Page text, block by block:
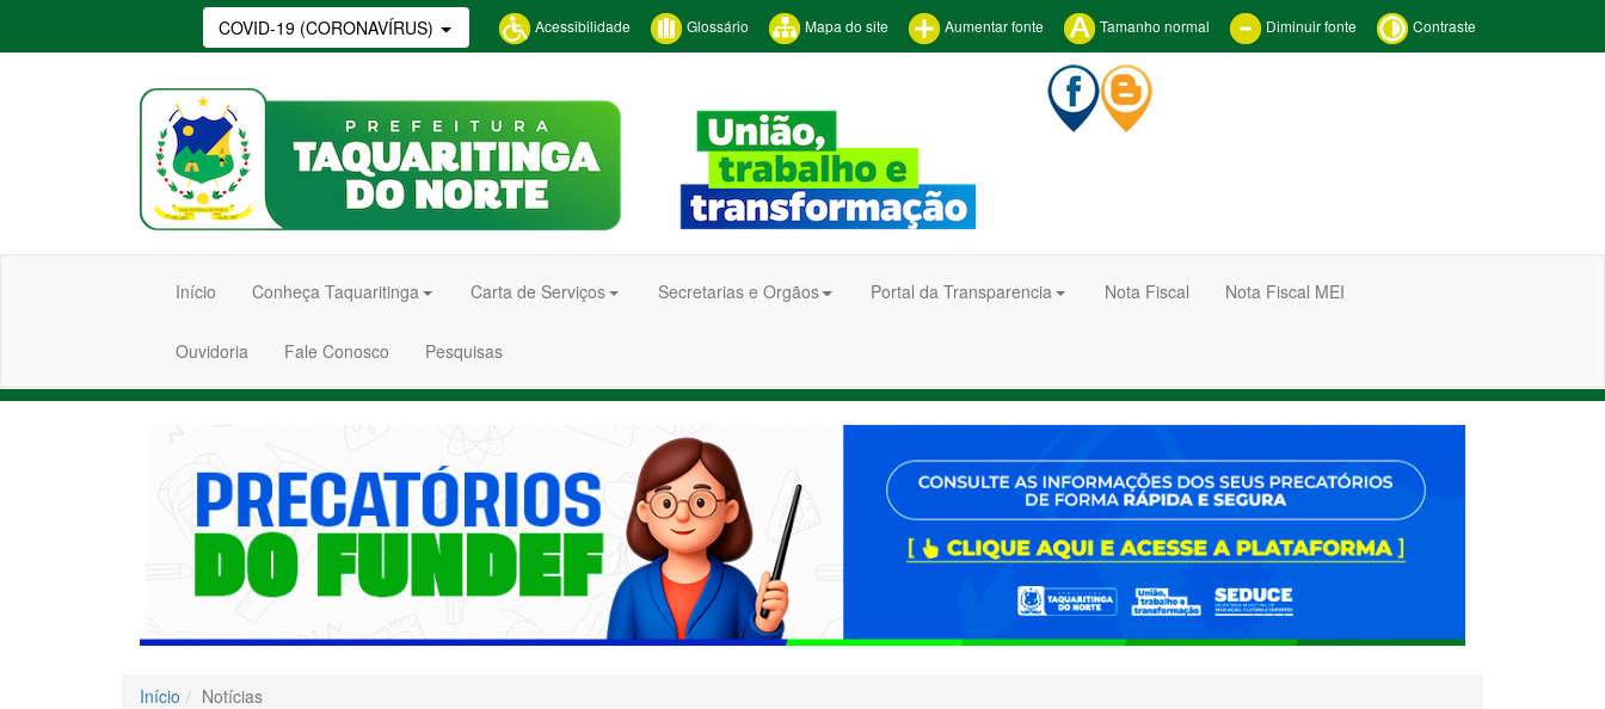
COVID-19 (CORONAVÍRUS) Acessibilidade Glossário Mapa do site Aumentar fonte Tamanho normal Diminuir fonte Contraste
Início Conheça Taquaritinga Carta de Serviços Secretarias e Orgãos Portal da Transparencia Nota Fiscal Nota Fiscal MEI
Ouvidoria Fale Conosco Pesquisas
Início Notícias